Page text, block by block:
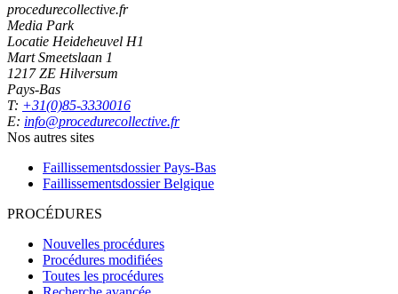
procedurecollective.fr
Media Park
Locatie Heideheuvel H1
Mart Smeetslaan 1
1217 ZE Hilversum
Pays-Bas
T: +31(0)85-3330016
E: info@procedurecollective.fr
Nos autres sites
Faillissementsdossier Pays-Bas
Faillissementsdossier Belgique
PROCÉDURES
Nouvelles procédures
Procédures modifiées
Toutes les procédures